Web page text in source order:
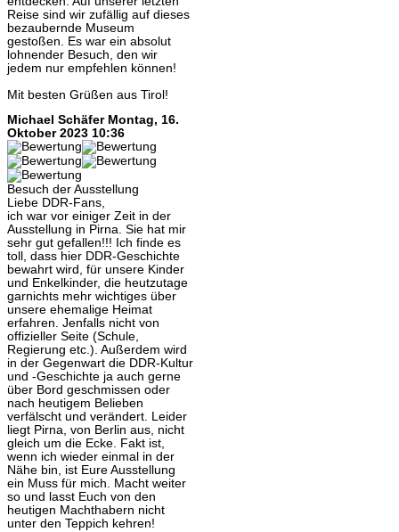
Reise sind wir zufällig auf dieses
bezaubernde Museum
gestoßen. Es war ein absolut
lohnender Besuch, den wir
jedem nur empfehlen können!
Mit besten Grüßen aus Tirol!
Michael Schäfer Montag, 16.
Oktober 2023 10:36
Besuch der Ausstellung
Liebe DDR-Fans,
ich war vor einiger Zeit in der
Ausstellung in Pirna. Sie hat mir
sehr gut gefallen!!! Ich finde es
toll, dass hier DDR-Geschichte
bewahrt wird, für unsere Kinder
und Enkelkinder, die heutzutage
garnichts mehr wichtiges über
unsere ehemalige Heimat
erfahren. Jenfalls nicht von
offizieller Seite (Schule,
Regierung etc.). Außerdem wird
in der Gegenwart die DDR-Kultur
und -Geschichte ja auch gerne
über Bord geschmissen oder
nach heutigem Belieben
verfälscht und verändert. Leider
liegt Pirna, von Berlin aus, nicht
gleich um die Ecke. Fakt ist,
wenn ich wieder einmal in der
Nähe bin, ist Eure Ausstellung
ein Muss für mich. Macht weiter
so und lasst Euch von den
heutigen Machthabern nicht
unter den Teppich kehren!